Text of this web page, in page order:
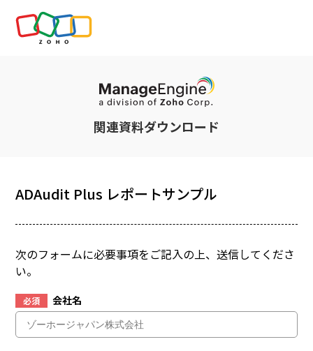
関連資料ダウンロード
ADAudit Plus レポートサンプル
次のフォームに必要事項をご記入の上、送信してくださ
い。
必須 会社名